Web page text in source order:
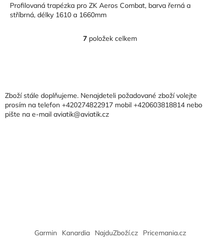
Profilovaná trapézka pro ZK Aeros Combat, barva řerná a
stříbrná, délky 1610 a 1660mm
O
c
í
7 položek celkem
aZboží stále doplňujeme. Nenajdeteli požadované zboží volejte
prosím na telefon +420274822917 mobil +420603818814 nebo
pište na e-mail aviatik@aviatik.cz
Garmin Kanardia NajduZboží.cz Pricemania.cz